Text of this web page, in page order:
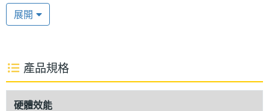
AKG 雙喇叭，以及杜比環繞音效技術，帶來優質的娛
樂響宴；前置 500 萬畫素前鏡頭，支援 Google Duo
格，無論正反向都能進行充電。
Samsung DeX 多工模式
展開
產品規格
硬體效能